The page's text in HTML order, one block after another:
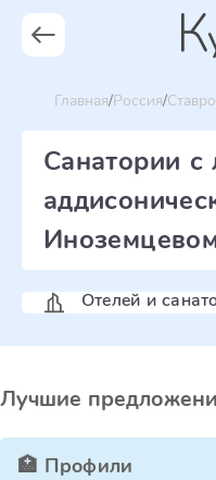
Главная Россия
Санатории с
Отелей и
Лучшие
🏥 Профили